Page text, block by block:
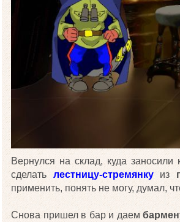
Вернулся на склад, куда
сделать лестницу-стремянкуиз
применить, понять не могу, думал,
Снова пришел в бар и даем